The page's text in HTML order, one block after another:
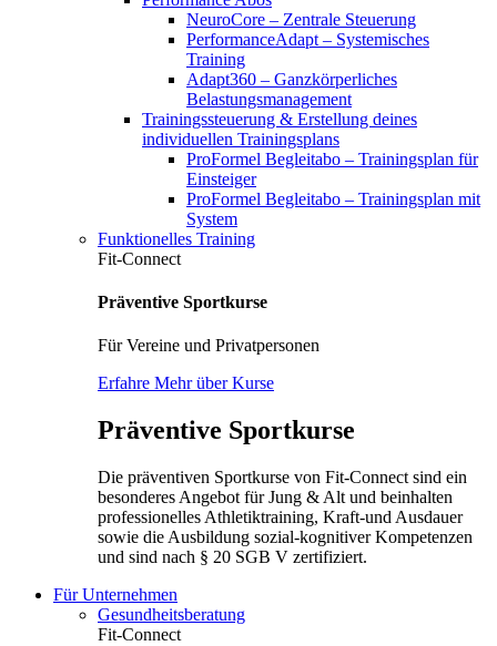
NeuroCore – Zentrale Steuerung
PerformanceAdapt – Systemisches
Training
Adapt360 – Ganzkörperliches
Belastungsmanagement
Trainingssteuerung & Erstellung deines
individuellen Trainingsplans
ProFormel Begleitabo – Trainingsplan für
Einsteiger
ProFormel Begleitabo – Trainingsplan mit
System
Funktionelles Training
Fit-Connect
Präventive Sportkurse
Für Vereine und Privatpersonen
Erfahre Mehr über Kurse
Präventive Sportkurse
Die präventiven Sportkurse von Fit-Connect sind ein
besonderes Angebot für Jung & Alt und beinhalten
professionelles Athletiktraining, Kraft-und Ausdauer
sowie die Ausbildung sozial-kognitiver Kompetenzen
und sind nach § 20 SGB V zertifiziert.
Für Unternehmen
Gesundheitsberatung
Fit-Connect